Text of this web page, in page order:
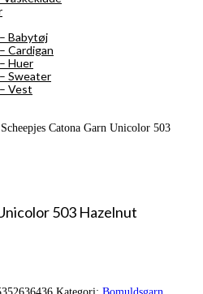
Babytøj
Cardigan
Huer
Sweater
Vest
Scheepjes Catona Garn Unicolor 503
503 Hazelnut